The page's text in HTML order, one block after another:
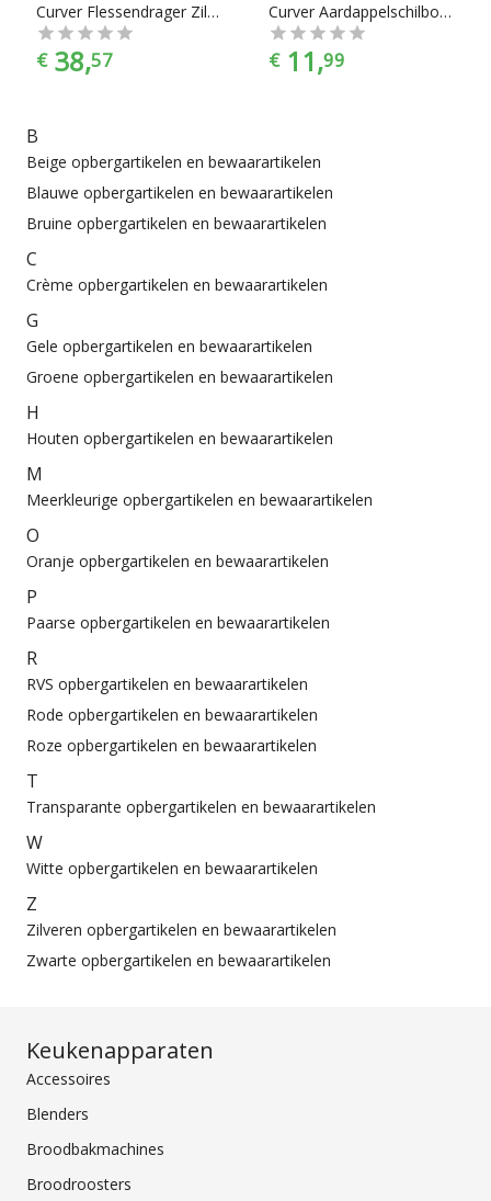
Curver Flessendrager Zilver (set van 4)
€ 38,57
Curver Aardappelschilbox - 20 l - Zilver
€ 11,99
B
Beige opbergartikelen en bewaarartikelen
Blauwe opbergartikelen en bewaarartikelen
Bruine opbergartikelen en bewaarartikelen
C
Crème opbergartikelen en bewaarartikelen
G
Gele opbergartikelen en bewaarartikelen
Groene opbergartikelen en bewaarartikelen
H
Houten opbergartikelen en bewaarartikelen
M
Meerkleurige opbergartikelen en bewaarartikelen
O
Oranje opbergartikelen en bewaarartikelen
P
Paarse opbergartikelen en bewaarartikelen
R
RVS opbergartikelen en bewaarartikelen
Rode opbergartikelen en bewaarartikelen
Roze opbergartikelen en bewaarartikelen
T
Transparante opbergartikelen en bewaarartikelen
W
Witte opbergartikelen en bewaarartikelen
Z
Zilveren opbergartikelen en bewaarartikelen
Zwarte opbergartikelen en bewaarartikelen
Keukenapparaten
Accessoires
Blenders
Broodbakmachines
Broodroosters